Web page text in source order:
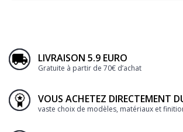
LIVRAISON 5.9 EURO
Gratuite à partir de 70€ d’achat
VOUS ACHETEZ DIRECTEMENT
vaste choix de modèles, matériaux et